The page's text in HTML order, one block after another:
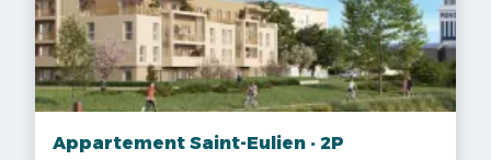
Appartement Saint-Eulien · 2P